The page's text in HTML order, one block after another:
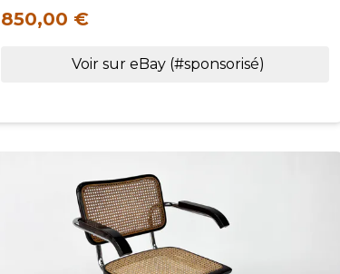
850,00 €
Voir sur eBay (#sponsorisé)